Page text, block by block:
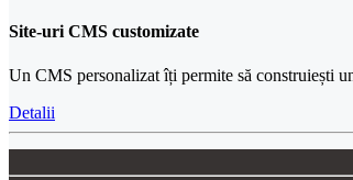
Site-uri CMS customizate
Un CMS personalizat îți permite să construiești
Detalii